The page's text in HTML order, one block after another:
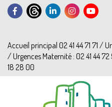
Accueil principal 02 41 44 71 71 /
/ Urgences Maternité : 02 41 44
18 28 00